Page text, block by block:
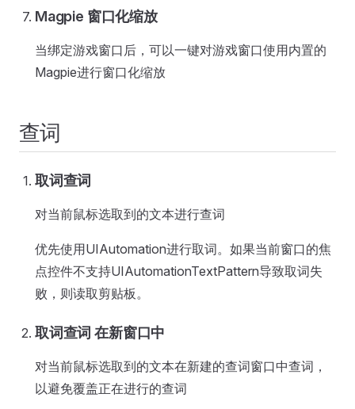
Magpie 窗口化缩放
当绑定游戏窗口后，可以一键对游戏窗口使用内置的
Magpie进行窗口化缩放
查词
取词查词
对当前鼠标选取到的文本进行查词
优先使用UIAutomation进行取词。如果当前窗口的焦
点控件不支持UIAutomationTextPattern导致取词失
败，则读取剪贴板。
取词查词 在新窗口中
对当前鼠标选取到的文本在新建的查词窗口中查词，
以避免覆盖正在进行的查词